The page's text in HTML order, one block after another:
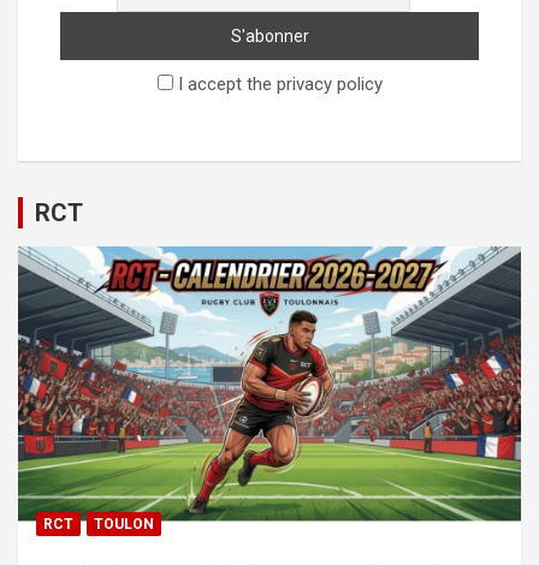
I accept the privacy policy
RCT
RCT TOULON